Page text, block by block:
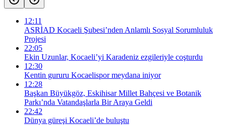
12:11
ASRİAD Kocaeli Şubesi’nden Anlamlı Sosyal Sorumluluk
Projesi
22:05
Ekin Uzunlar, Kocaeli’yi Karadeniz ezgileriyle coşturdu
12:30
Kentin gururu Kocaelispor meydana iniyor
12:28
Başkan Büyükgöz, Eskihisar Millet Bahçesi ve Botanik
Parkı’nda Vatandaşlarla Bir Araya Geldi
22:42
Dünya güreşi Kocaeli’de buluştu